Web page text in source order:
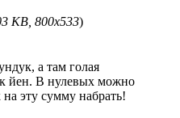
KB, 800x533)
а там голая
йен. В нулевых можно
эту сумму набрать!